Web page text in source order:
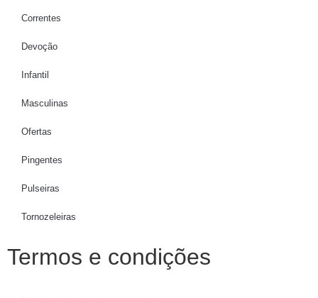
Correntes
Devoção
Infantil
Masculinas
Ofertas
Pingentes
Pulseiras
Tornozeleiras
Termos e condições